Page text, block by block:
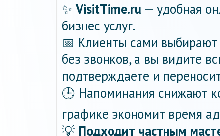
✨ VisitTime.ru — удобная
бизнес услуг.
📅 Клиенты сами
без звонков, а вы видите
подтверждаете и
🕒 Напоминания снижают
графике экономит время
💡 Подходит частным